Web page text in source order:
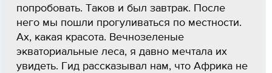
попробовать. Таков и был завтрак. После
него мы пошли прогуливаться по местности.
Ах, какая красота. Вечнозеленые
экваториальные леса, я давно мечтала их
увидеть. Гид рассказывал нам, что Африка не